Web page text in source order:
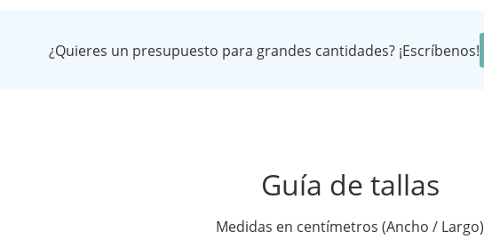
¿Quieres un presupuesto para grandes cantidades? ¡Escríbenos!
Guía de tallas
Medidas en centímetros (Ancho / Largo)